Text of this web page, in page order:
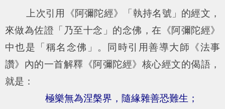
上次引用《阿彌陀經》「執持名號」的經文，
來做為佐證「乃至十念」的念佛，在《阿彌陀經》
中也是「稱名念佛」。同時引用善導大師《法事
讚》內的一首解釋《阿彌陀經》核心經文的偈語，
就是：
極樂無為涅槃界，隨緣雜善恐難生；